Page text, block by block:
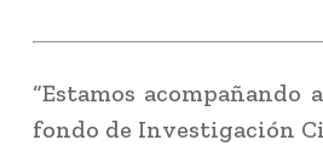
“Estamos
fondo de Investigación